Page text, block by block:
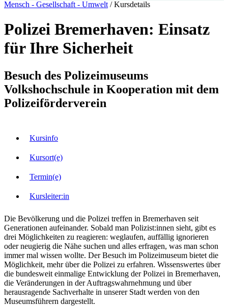
Mensch - Gesellschaft - Umwelt /Kursdetails
Polizei Bremerhaven: Einsatz
für Ihre Sicherheit
Besuch des Polizeimuseums
Volkshochschule in Kooperation mit dem
Polizeiförderverein
Kursinfo
Kursort(e)
Termin(e)
Kursleiter:in
Die Bevölkerung und die Polizei treffen in Bremerhaven seit
Generationen aufeinander. Sobald man Polizist:innen sieht, gibt es
drei Möglichkeiten zu reagieren: weglaufen, auffällig ignorieren
oder neugierig die Nähe suchen und alles erfragen, was man schon
immer mal wissen wollte. Der Besuch im Polizeimuseum bietet die
Möglichkeit, mehr über die Polizei zu erfahren. Wissenswertes über
die bundesweit einmalige Entwicklung der Polizei in Bremerhaven,
die Veränderungen in der Auftragswahrnehmung und über
herausragende Sachverhalte in unserer Stadt werden von den
Museumsführern dargestellt.